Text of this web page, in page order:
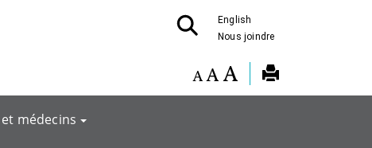
English
Nous joindre
médecins